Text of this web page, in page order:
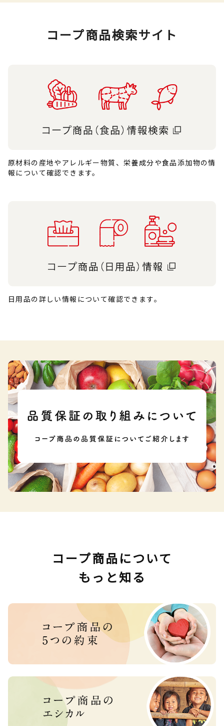
コープ商品検索サイト
原材料の産地やアレルギー物質、栄養成分や食品添加物の情
報について確認できます。
日用品の詳しい情報について確認できます。
コープ商品について
もっと知る